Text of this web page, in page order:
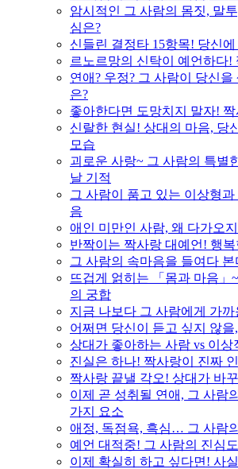
암시적인 그 사람의 몸짓, 말
심은?
신들린 결정타 15항목! 당신
르노르망의 신탁이 예언하다!
연애? 우정? 그 사람이 당신
은?
좋아한다면 도망치지 말자!
신랄한 현실! 상대의 마음, 당
모습
괴로운 사랑~ 그 사람의 특별
날 기적
그 사람이 품고 있는 이상형
음
애인 미만인 사람, 왜 다가오
반짝이는 짝사랑 대예언! 행
그 사람의 속마음을 들여다 본
뜨겁게 얽히는 「몸과 마음」
의 궁합
지금 나보다 그 사람에게 가
어쩌면 당신이 듣고 싶지 않
상대가 좋아하는 사람 vs 이상
진실은 하나! 짝사랑이 진짜
짝사랑 끝낼 각오! 상대가 바
이제 곧 성취될 연애, 그 사람
가지 요소
애정, 독점욕, 흑심… 그 사람
예언 대적중! 그 사람의 진심
이제 확실히 하고 싶다면! 사